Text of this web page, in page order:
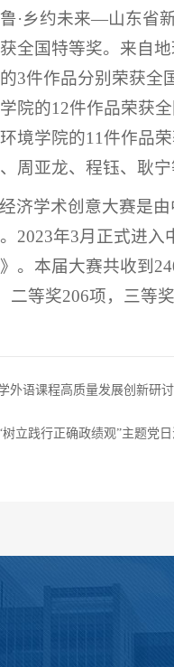
·乡约未来—山东省
全国特等奖。来自
3件作品分别荣获全
院的12件作品荣获
境学院的11件作品
周亚龙、程钰、耿
济学术创意大赛是
2023年3月正式进
。本届大赛共收到
二等奖206项，三等奖
外语课程高质量发展创新研
立践行正确政绩观”主题党